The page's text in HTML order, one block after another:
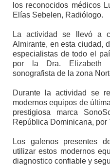
los reconocidos médicos
Elías Sebelen, Radiólogo.
La actividad se llevó a
Almirante, en esta ciudad,
especialistas de todo el
por la Dra. Elizabeth
sonografista de la zona
Durante la actividad se
modernos equipos de
prestigiosa marca
República Dominicana, por
Los galenos presentes
utilizar estos modernos
diagnostico confiable y